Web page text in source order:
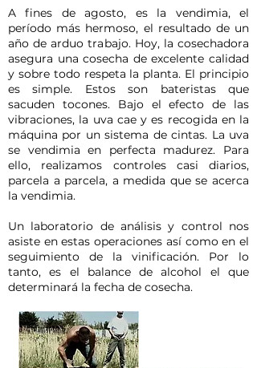
A fines de agosto, es la vendimia, el
período más hermoso, el resultado de un
año de arduo trabajo. Hoy, la cosechadora
asegura una cosecha de excelente calidad
y sobre todo respeta la planta. El principio
es simple. Estos son bateristas que
sacuden tocones. Bajo el efecto de las
vibraciones, la uva cae y es recogida en la
máquina por un sistema de cintas. La uva
se vendimia en perfecta madurez. Para
ello, realizamos controles casi diarios,
parcela a parcela, a medida que se acerca
la vendimia.
Un laboratorio de análisis y control nos
asiste en estas operaciones así como en el
seguimiento de la vinificación. Por lo
tanto, es el balance de alcohol el que
determinará la fecha de cosecha.